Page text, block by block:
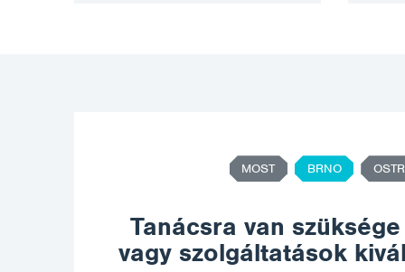
MOST BRNO
Tanácsra van
vagy szolgáltatások